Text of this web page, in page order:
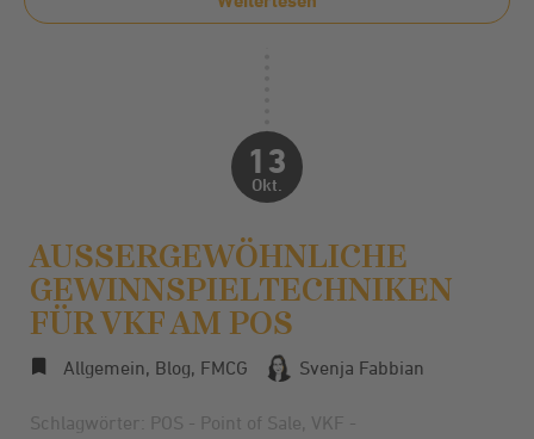
13
Okt.
AUSSERGEWÖHNLICHE G
EWINNSPIELTECHNIKEN F
ÜR VKF AM POS
Allgemein Blog FMCG Svenja Fabbian
Schlagwörter: POS - Point of Sale VKF -